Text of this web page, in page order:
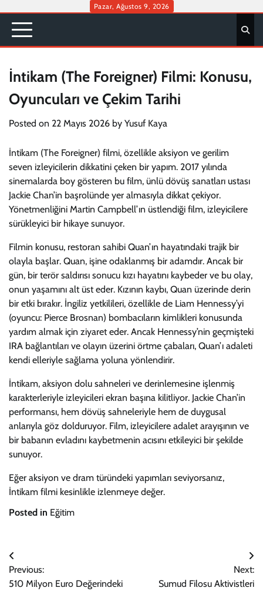
content
Pazar, Ağustos 9, 2026
İntikam (The Foreigner) Filmi: Konusu,
Oyuncuları ve Çekim Tarihi
Posted on 22 Mayıs 2026 by Yusuf Kaya
İntikam (The Foreigner) filmi, özellikle aksiyon ve gerilim
seven izleyicilerin dikkatini çeken bir yapım. 2017 yılında
sinemalarda boy gösteren bu film, ünlü dövüş sanatları ustası
Jackie Chan’in başrolünde yer almasıyla dikkat çekiyor.
Yönetmenliğini Martin Campbell’ın üstlendiği film, izleyicilere
sürükleyici bir hikaye sunuyor.
Filmin konusu, restoran sahibi Quan’ın hayatındaki trajik bir
olayla başlar. Quan, işine odaklanmış bir adamdır. Ancak bir
gün, bir terör saldırısı sonucu kızı hayatını kaybeder ve bu olay,
onun yaşamını alt üst eder. Kızının kaybı, Quan üzerinde derin
bir etki bırakır. İngiliz yetkilileri, özellikle de Liam Hennessy’yi
(oyuncu: Pierce Brosnan) bombacıların kimlikleri konusunda
yardım almak için ziyaret eder. Ancak Hennessy’nin geçmişteki
IRA bağlantıları ve olayın üzerini örtme çabaları, Quan’ı adaleti
kendi elleriyle sağlama yoluna yönlendirir.
İntikam, aksiyon dolu sahneleri ve derinlemesine işlenmiş
karakterleriyle izleyicileri ekran başına kilitliyor. Jackie Chan’in
performansı, hem dövüş sahneleriyle hem de duygusal
anlarıyla göz dolduruyor. Film, izleyicilere adalet arayışının ve
bir babanın evladını kaybetmenin acısını etkileyici bir şekilde
sunuyor.
Eğer aksiyon ve dram türündeki yapımları seviyorsanız,
İntikam filmi kesinlikle izlenmeye değer.
Posted in Eğitim
Yazı
gezinmesi
Previous:
510 Milyon Euro Değerindeki
Next:
Sumud Filosu Aktivistleri